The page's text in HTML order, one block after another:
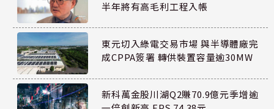
半年將有高毛利工程入帳
東元切入綠電交易市場 與半導體廠完
成CPPA簽署 轉供裝置容量逾30MW
新科萬金股川湖Q2賺70.9億元季增逾